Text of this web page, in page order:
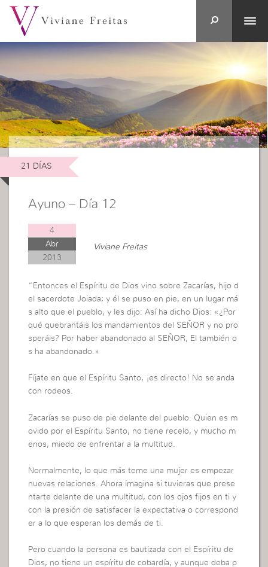
21 DÍAS
Ayuno – Día 12
4
Abr
2013
Viviane Freitas
“Entonces el Espíritu de Dios vino sobre Zacarías, hijo d
el sacerdote Joiada; y él se puso en pie, en un lugar má
s alto que el pueblo, y les dijo: Así ha dicho Dios: «¿Por
qué quebrantáis los mandamientos del SEÑOR y no pro
speráis? Por haber abandonado al SEÑOR, El también o
s ha abandonado.»
Fíjate en que el Espíritu Santo, ¡es directo! No se anda
con rodeos.
Zacarías se puso de pie delante del pueblo. Quien es m
ovido por el Espíritu Santo, no tiene recelo, y mucho m
enos, miedo de enfrentar a la multitud.
Normalmente, lo que más teme una mujer es empezar
nuevas relaciones. Ahora imagina si tuvieras que prese
ntarte delante de una multitud, con los ojos fijos en ti y
con la presión de satisfacer la expectativa o correspond
er a lo que esperan los demás de ti.
Pero cuando la persona es bautizada con el Espíritu de
Dios, no tiene un espíritu de cobardía, y aunque deba p